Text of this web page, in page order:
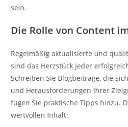
sein.
Die Rolle von Content
Regelmäßig aktualisierte und
sind das Herzstück jeder
Schreiben Sie Blogbeiträge, die
und Herausforderungen Ihrer
fügen Sie praktische Tipps hinzu.
wertvollen Inhalt: